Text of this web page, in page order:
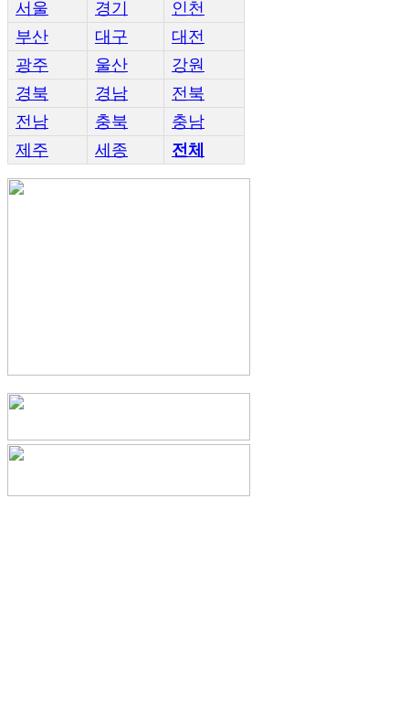
서울 경기
인천
부산
대구
대전
광주
울산
강원
경북
경남
전북
전남
충북
충남
제주
세종 전체